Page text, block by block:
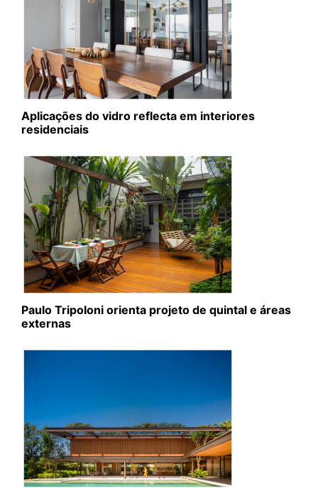
Aplicações do vidro reflecta em interiores
residenciais
Paulo Tripoloni orienta projeto de quintal e áreas
externas